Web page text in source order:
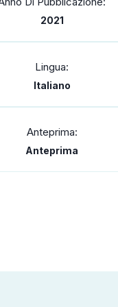
2021
Lingua:
Italiano
Anteprima:
Anteprima